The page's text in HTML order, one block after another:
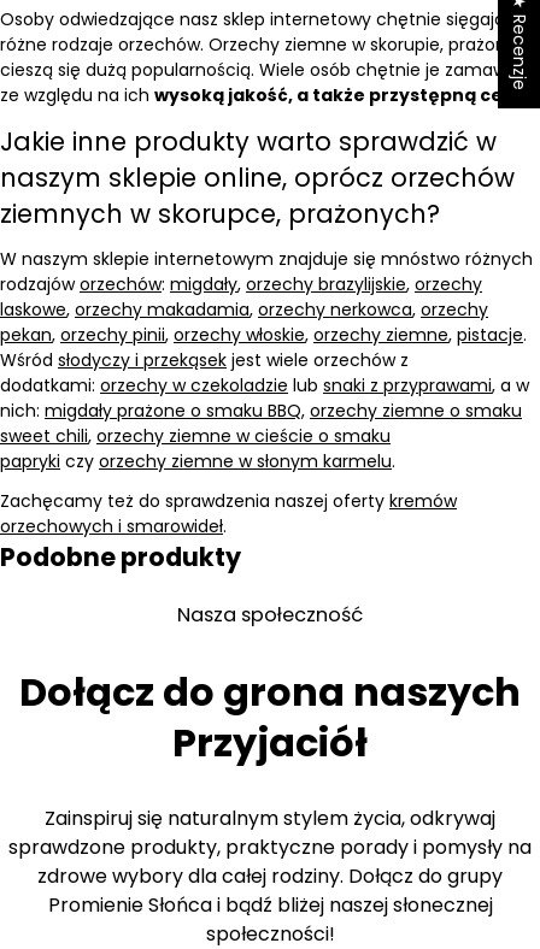
Osoby odwiedzające nasz sklep internetowy chętnie sięgają po
różne rodzaje orzechów. Orzechy ziemne w skorupie, prażone
cieszą się dużą popularnością. Wiele osób chętnie je zamawia,
ze względu na ich wysoką jakość, a także przystępną cenę
Jakie inne produkty warto sprawdzić w
naszym sklepie online, oprócz orzechów
ziemnych w skorupce, prażonych?
W naszym sklepie internetowym znajduje się mnóstwo różnych
rodzajóworzechów: migdały, orzechy brazylijskie, orzechy
laskowe, orzechy makadamia, orzechy nerkowca, orzechy
pekan, orzechy pinii, orzechy włoskie, orzechy ziemne, pistacje.
Wśród słodyczy i przekąsek jest wiele orzechów z
dodatkami: orzechy w czekoladzie lub snaki z przyprawami, a w
nich: migdały prażone o smaku BBQ, orzechy ziemne o smaku
sweet chili, orzechy ziemne w cieście o smaku
papryki czy orzechy ziemne w słonym karmelu.
Zachęcamy też do sprawdzenia naszej oferty kremów
orzechowych i smarowideł.
Podobne produkty
Nasza społeczność
Dołącz do grona naszych
Przyjaciół
Zainspiruj się naturalnym stylem życia, odkrywaj
sprawdzone produkty, praktyczne porady i pomysły na
zdrowe wybory dla całej rodziny. Dołącz do grupy
Promienie Słońca i bądź bliżej naszej słonecznej
społeczności!
★ Recenzje